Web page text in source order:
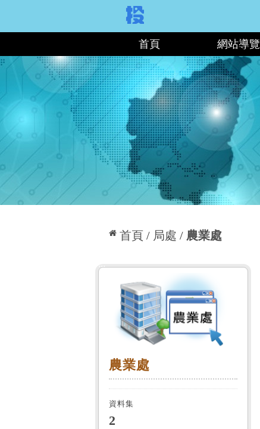
首頁 網站導覽
首頁 局處 農業處
農業處
農業處
資料集
2